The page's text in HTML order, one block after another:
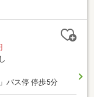
バス停 停歩5分